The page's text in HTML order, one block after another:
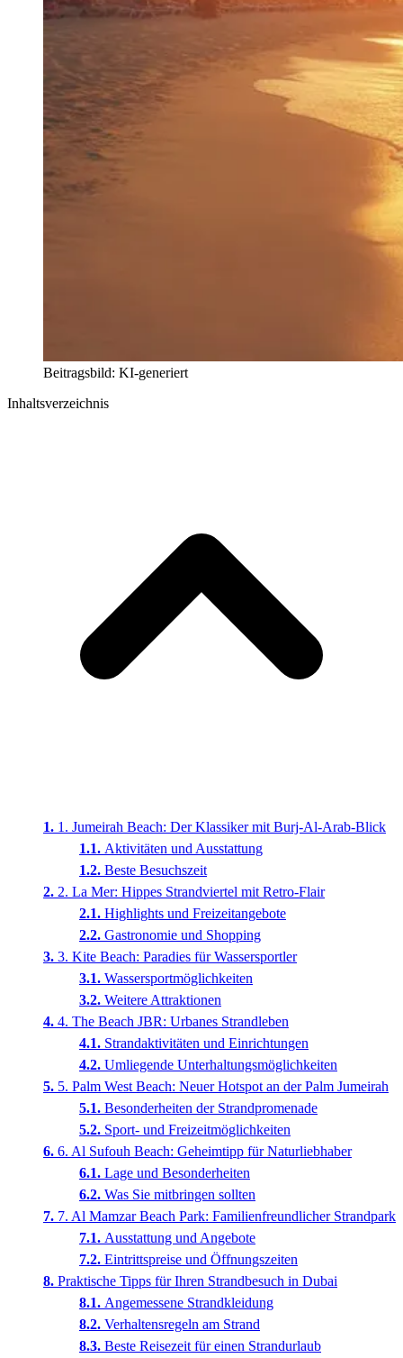
Beitragsbild: KI-generiert
Inhaltsverzeichnis
1. Jumeirah Beach: Der Klassiker mit Burj-Al-Arab-Blick
Aktivitäten und Ausstattung
Beste Besuchszeit
2. La Mer: Hippes Strandviertel mit Retro-Flair
Highlights und Freizeitangebote
Gastronomie und Shopping
3. Kite Beach: Paradies für Wassersportler
Wassersportmöglichkeiten
Weitere Attraktionen
4. The Beach JBR: Urbanes Strandleben
Strandaktivitäten und Einrichtungen
Umliegende Unterhaltungsmöglichkeiten
5. Palm West Beach: Neuer Hotspot an der Palm Jumeirah
Besonderheiten der Strandpromenade
Sport- und Freizeitmöglichkeiten
6. Al Sufouh Beach: Geheimtipp für Naturliebhaber
Lage und Besonderheiten
Was Sie mitbringen sollten
7. Al Mamzar Beach Park: Familienfreundlicher Strandpark
Ausstattung und Angebote
Eintrittspreise und Öffnungszeiten
Praktische Tipps für Ihren Strandbesuch in Dubai
Angemessene Strandkleidung
Verhaltensregeln am Strand
Beste Reisezeit für einen Strandurlaub